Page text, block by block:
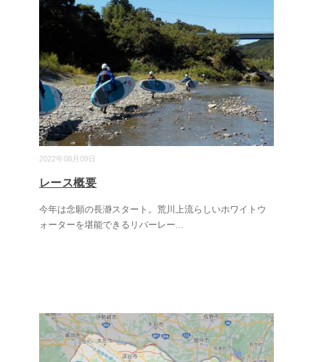
2022年08月09日
レース概要
今年は念願の長瀞スタート。荒川上流らしいホワイトウ
ォーターを堪能できるリバーレー...